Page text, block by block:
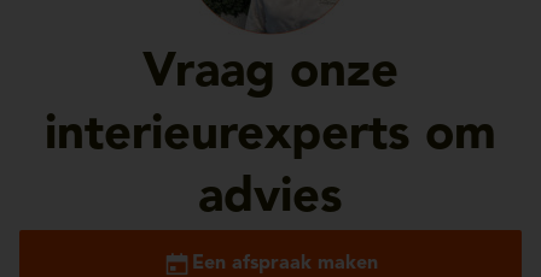
Vraag onze
interieurexperts om
advies
Een afspraak maken